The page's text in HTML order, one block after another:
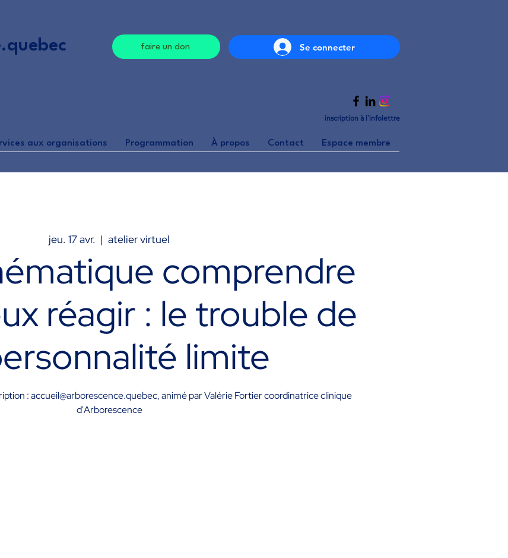
faire un don Se connecter
inscription à l'infolettre
aux organisations Programmation À propos Contact Espace membre
jeu. 17 avr.
  |
atelier virtuel
comprendre
réagir : le trouble de
limite
: accueil@arborescence.quebec, animé par Valérie Fortier coordinatrice clinique
d'Arborescence